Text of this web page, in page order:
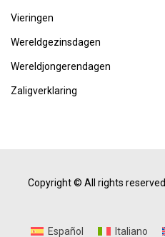
Vieringen
Wereldgezinsdagen
Wereldjongerendagen
Zaligverklaring
Copyright © All rights reserved.
Español Italiano